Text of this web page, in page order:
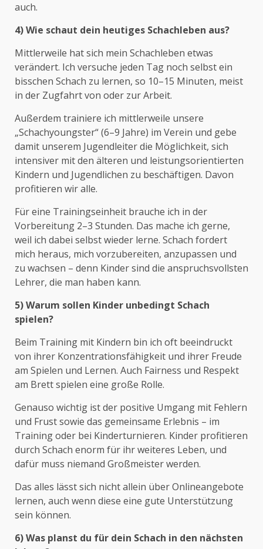
auch.
4) Wie schaut dein heutiges Schachleben aus?
Mittlerweile hat sich mein Schachleben etwas
verändert. Ich versuche jeden Tag noch selbst ein
bisschen Schach zu lernen, so 10–15 Minuten, meist
in der Zugfahrt von oder zur Arbeit.
Außerdem trainiere ich mittlerweile unsere
„Schachyoungster“ (6–9 Jahre) im Verein und gebe
damit unserem Jugendleiter die Möglichkeit, sich
intensiver mit den älteren und leistungsorientierten
Kindern und Jugendlichen zu beschäftigen. Davon
profitieren wir alle.
Für eine Trainingseinheit brauche ich in der
Vorbereitung 2–3 Stunden. Das mache ich gerne,
weil ich dabei selbst wieder lerne. Schach fordert
mich heraus, mich vorzubereiten, anzupassen und
zu wachsen – denn Kinder sind die anspruchsvollsten
Lehrer, die man haben kann.
5) Warum sollen Kinder unbedingt Schach
spielen?
Beim Training mit Kindern bin ich oft beeindruckt
von ihrer Konzentrationsfähigkeit und ihrer Freude
am Spielen und Lernen. Auch Fairness und Respekt
am Brett spielen eine große Rolle.
Genauso wichtig ist der positive Umgang mit Fehlern
und Frust sowie das gemeinsame Erlebnis – im
Training oder bei Kinderturnieren. Kinder profitieren
durch Schach enorm für ihr weiteres Leben, und
dafür muss niemand Großmeister werden.
Das alles lässt sich nicht allein über Onlineangebote
lernen, auch wenn diese eine gute Unterstützung
sein können.
6) Was planst du für dein Schach in den nächsten